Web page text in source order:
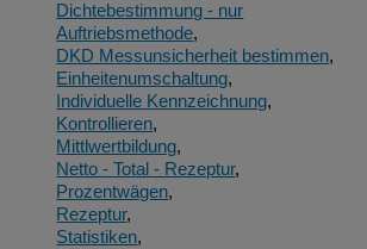
Dichtebestimmung - nur
Auftriebsmethode,
DKD Messunsicherheit bestimmen,
Einheitenumschaltung,
Individuelle Kennzeichnung,
Kontrollieren,
Mittlwertbildung,
Netto - Total - Rezeptur,
Prozentwägen,
Rezeptur,
Statistiken,